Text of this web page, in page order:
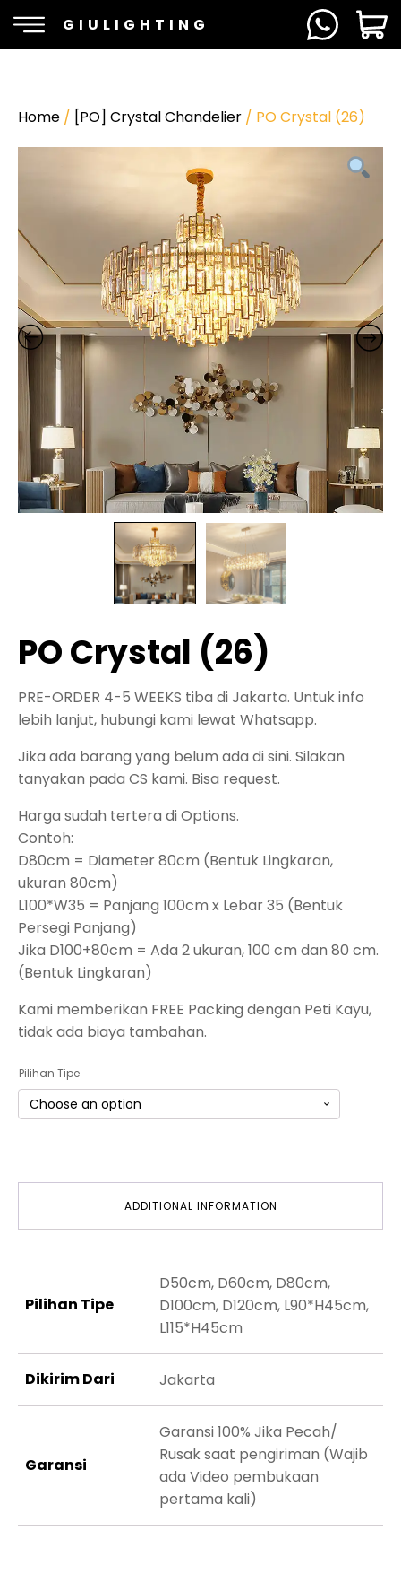
GIULIGHTING
Home / [PO] Crystal Chandelier / PO Crystal (26)
PO Crystal (26)
PRE-ORDER 4-5 WEEKS tiba di Jakarta. Untuk info
lebih lanjut, hubungi kami lewat Whatsapp.
Jika ada barang yang belum ada di sini. Silakan
tanyakan pada CS kami. Bisa request.
Harga sudah tertera di Options.
Contoh:
D80cm = Diameter 80cm (Bentuk Lingkaran,
ukuran 80cm)
L100*W35 = Panjang 100cm x Lebar 35 (Bentuk
Persegi Panjang)
Jika D100+80cm = Ada 2 ukuran, 100 cm dan 80 cm.
(Bentuk Lingkaran)
Kami memberikan FREE Packing dengan Peti Kayu,
tidak ada biaya tambahan.
Pilihan Tipe
ADDITIONAL INFORMATION
Pilihan Tipe
D50cm, D60cm, D80cm,
D100cm, D120cm, L90*H45cm,
L115*H45cm
Dikirim Dari Jakarta
Garansi
Garansi 100% Jika Pecah/
Rusak saat pengiriman (Wajib
ada Video pembukaan
pertama kali)